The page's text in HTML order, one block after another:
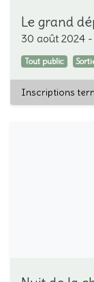
Le grand
30 août 2024 -
Tout public
Inscriptions